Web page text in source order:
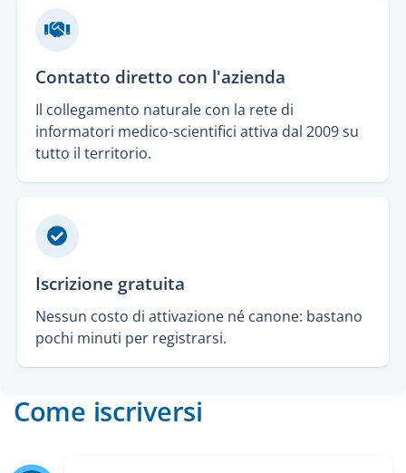
Contatto diretto con l'azienda
Il collegamento naturale con la rete di
informatori medico-scientifici attiva dal 2009 su
tutto il territorio.
Iscrizione gratuita
Nessun costo di attivazione né canone: bastano
pochi minuti per registrarsi.
Come iscriversi